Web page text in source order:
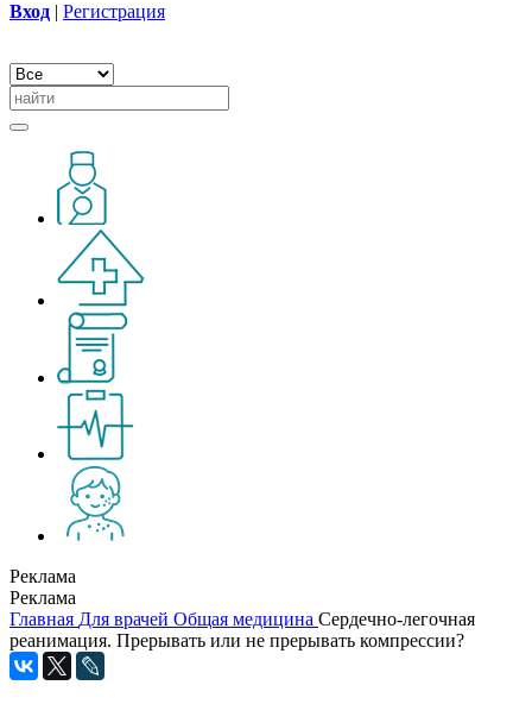
Вход | Регистрация
Реклама
Реклама
Главная Для врачей Общая медицина Сердечно-легочная
реанимация. Прерывать или не прерывать компрессии?